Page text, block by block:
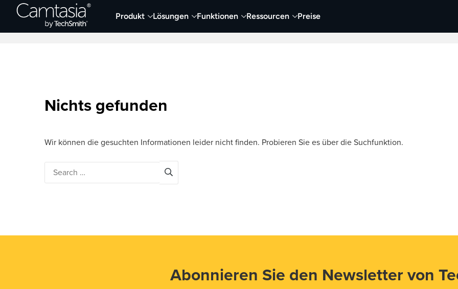
Direkt
Produkt Lösungen Funktionen Ressourcen Preise
Neueste Artikel Screen Capture und Aufnehmen Video Visueller Content
Nichts gefunden
Wir können die gesuchten Informationen leider nicht finden. Probieren Sie es über die Suchfunktion.
Abonnieren Sie den Newsletter von